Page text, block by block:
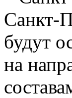
Санкт-
будут
на